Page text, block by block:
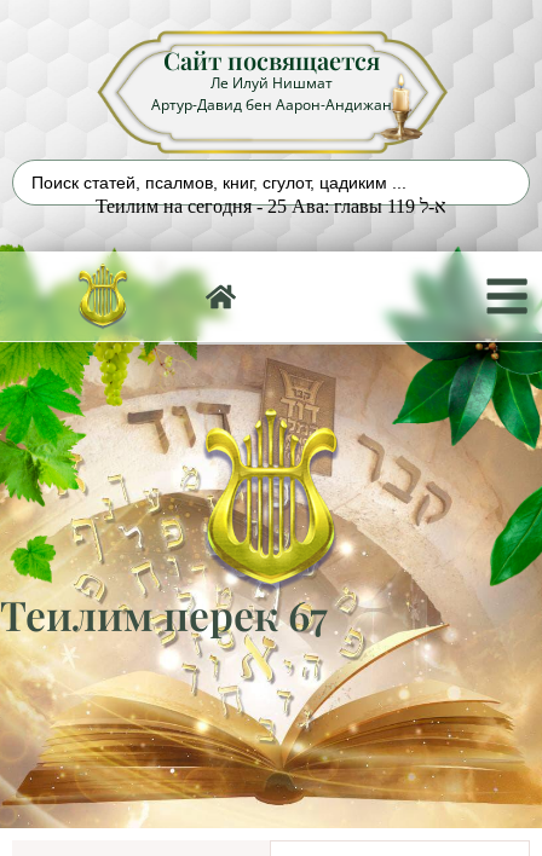
Сайт посвящается
Ле Илуй Нишмат
Артур-Давид бен Аарон-Андижан
Теилим на сегодня - 25 Ава: главы 119 א-ל
Теилим перек 67